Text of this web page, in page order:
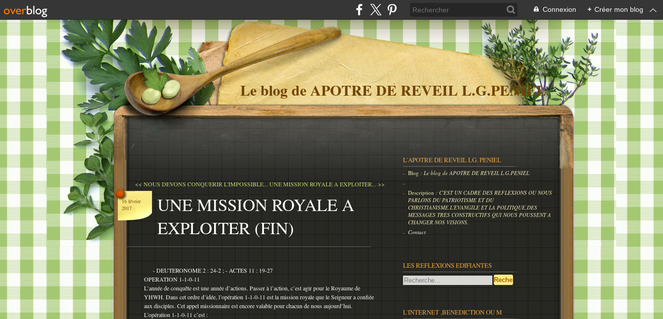
Connexion + Créer mon blog
Le blog de APOTRE DE REVEIL L.G.PENIEL
<< NOUS DEVONS CONQUERIR L'IMPOSSIBLE... UNE MISSION ROYALE A EXPLOITER... >>
16 février
2017
UNE MISSION ROYALE A
EXPLOITER (FIN)
- DEUTERONOME 2 : 24-2 ; - ACTES 11 : 19-27
OPERATION 1-1-0-11
L’année de conquête est une année d’actions. Passer à l’action, c’est agir pour le Royaume de
YHWH. Dans cet ordre d’idée, l’opération 1-1-0-11 est la mission royale que le Seigneur a confiée
aux disciples. Cet appel missionnaire est encore valable pour chacun de nous aujourd’hui.
L’opération 1-1-0-11 c’est :
L'APOTRE DE REVEIL LG. PENIEL
Blog : Le blog de APOTRE DE REVEIL L.G.PENIEL
Description : C'EST UN CADRE DES REFLEXIONS OU NOUS
PARLONS DU PATRIOTISME ET DU
CHRISTIANISME,L'EVANGILE ET LA POLITIQUE,DES
MESSAGES TRES CONSTRUCTIFS QUI NOUS POUSSENT A
CHANGER NOS VISIONS.
Contact
LES REFLEXIONS EDIFIANTES
L'INTERNET ,BENEDICTION OU M